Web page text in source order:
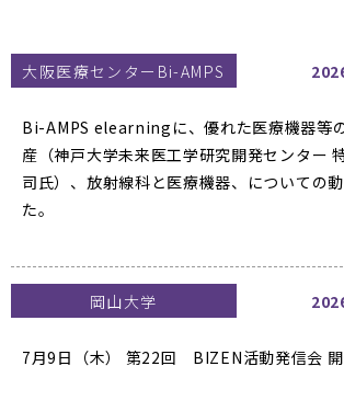
大阪医療センターBi-AMPS
Bi-AMPS elearningに、優れた医療機器等
産（神戸大学未来医工学研究開発センター
司氏）、放射線科と医療機器、についての
た。
岡山大学
7月9日（木） 第22回 BIZEN活動発信会